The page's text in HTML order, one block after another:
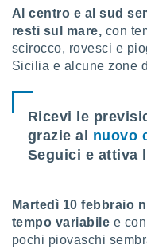
profili
degli
Al centro e al sud
resti sul mare, con
scirocco, rovesci e
Sicilia e alcune zone
Ricevi le
grazie al nuovo
Seguici e attiva
Martedì 10 febbraio
tempo variabile e
pochi piovaschi